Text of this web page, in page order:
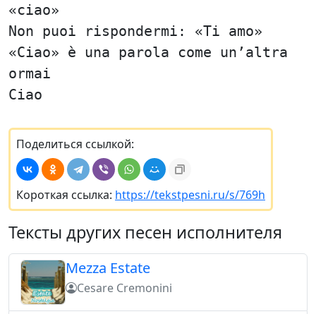
«ciao»
Non puoi rispondermi: «Ti amo»
«Ciao» è una parola come un’altra
ormai
Ciao
Поделиться ссылкой:
Короткая ссылка: https://tekstpesni.ru/s/769h
Тексты других песен исполнителя
Mezza Estate
Cesare Cremonini